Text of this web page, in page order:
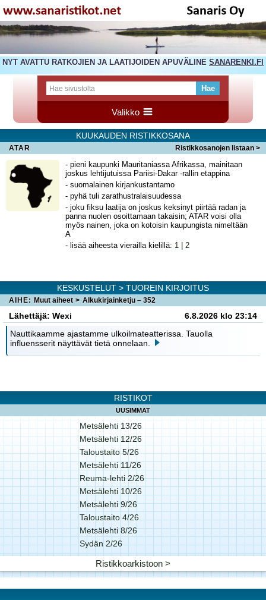
NYT AVATTU RATKOJIEN JA LAATIJOIDEN APUVÄLINE SANARENKI.FI
Valikko
KUUKAUDEN RISTIKKOSANA
ATAR Ristikkosanojen listaan >
- pieni kaupunki Mauritaniassa Afrikassa, mainitaan
joskus lehtijutuissa Pariisi-Dakar -rallin etappina
- suomalainen kirjankustantamo
- pyhä tuli zarathustralaisuudessa
- joku fiksu laatija on joskus keksinyt piirtää radan ja
panna nuolen osoittamaan takaisin; ATAR voisi olla
myös nainen, joka on kotoisin kaupungista nimeltään
A
- lisää aiheesta vierailla kielillä: 1| 2
KESKUSTELUT > TUOREIN KIRJOITUS
AIHE: Muut aiheet > Alkukirjainketju – 352
Lähettäjä: Wexi
6.8.2026 klo 23:14
Nauttikaamme ajastamme ulkoilmateatterissa. Tauolla
influensserit näyttävät tietä onnelaan.
RISTIKOT
UUSIMMAT
Metsälehti 13/26
Metsälehti 12/26
Taloustaito 5/26
Metsälehti 11/26
Reuma-lehti 2/26
Metsälehti 10/26
Metsälehti 9/26
Taloustaito 4/26
Metsälehti 8/26
Sydän 2/26
Ristikkoarkistoon >